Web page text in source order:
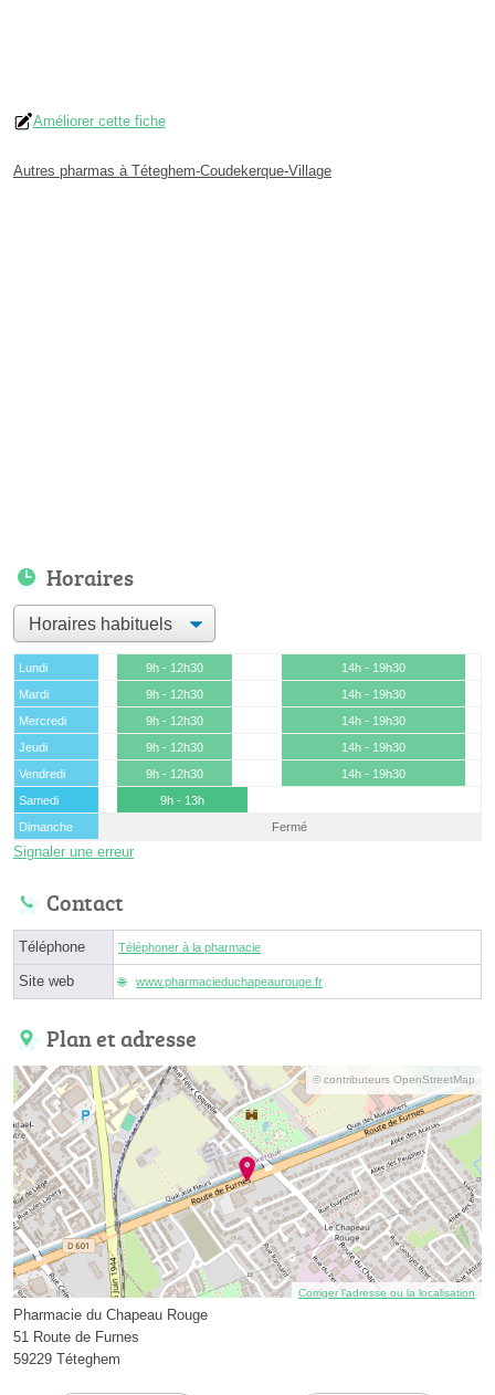
Améliorer cette fiche
Autres pharmas à Téteghem-Coudekerque-Village
Horaires
Lundi 9h - 12h30
14h - 19h30
Mardi
9h - 12h30
14h - 19h30
Mercredi
9h - 12h30
14h - 19h30
Jeudi
9h - 12h30
14h - 19h30
Vendredi
9h - 12h30
14h - 19h30
Samedi
9h - 13h
Dimanche
Fermé
Signaler une erreur
Contact
Téléphone Téléphoner à la pharmacie
Site web www.pharmacieduchapeaurouge.fr
Plan et adresse
© contributeurs OpenStreetMap
Corriger l’adresse ou la localisation
Pharmacie du Chapeau Rouge
51 Route de Furnes
59229 Téteghem